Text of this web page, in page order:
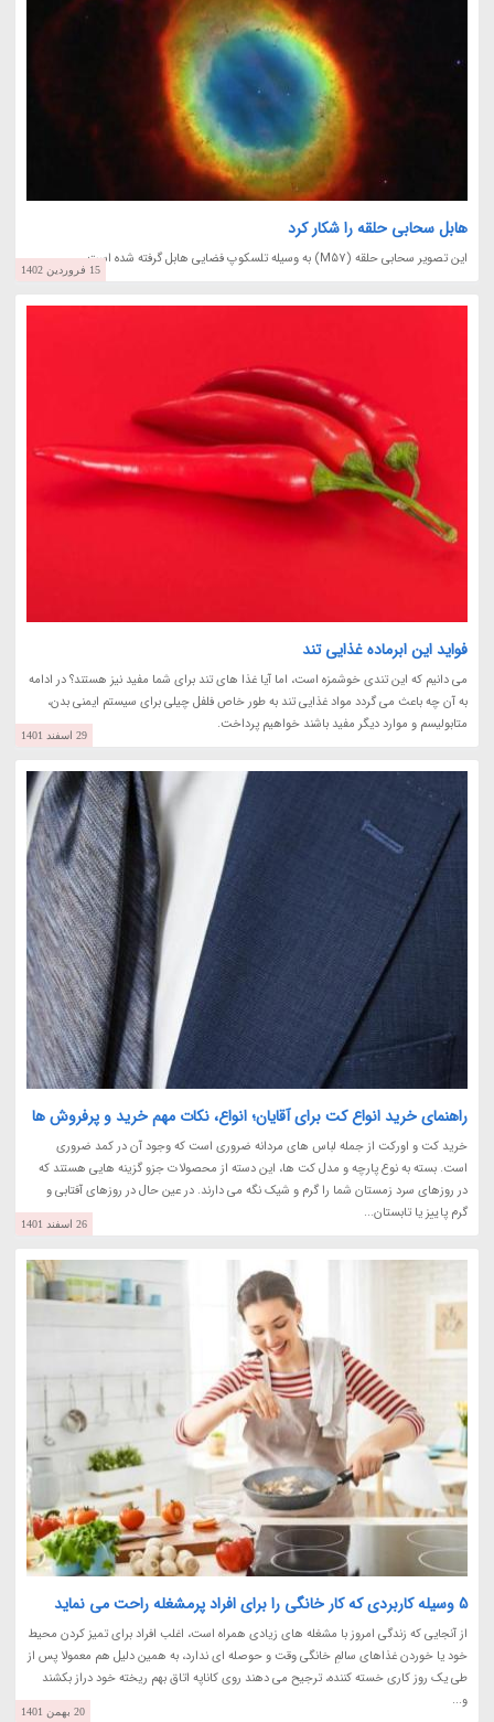
هابل سحابی حلقه را شکار کرد
این تصویر سحابی حلقه (M57) به وسیله تلسکوپ فضایی هابل گرفته شده است.
15 فروردین 1402
فواید این ابرماده غذایی تند
می دانیم که این تندی خوشمزه است، اما آیا غذا های تند برای شما مفید نیز هستند؟ در ادامه
به آن چه باعث می گردد مواد غذایی تند به طور خاص فلفل چیلی برای سیستم ایمنی بدن،
متابولیسم و موارد دیگر مفید باشند خواهیم پرداخت.
29 اسفند 1401
راهنمای خرید انواع کت برای آقایان؛ انواع، نکات مهم خرید و پرفروش ها
خرید کت و اورکت از جمله لباس های مردانه ضروری است که وجود آن در کمد ضروری
است. بسته به نوع پارچه و مدل کت ها، این دسته از محصولات جزو گزینه هایی هستند که
در روزهای سرد زمستان شما را گرم و شیک نگه می دارند. در عین حال در روزهای آفتابی و
گرم پاییز یا تابستان...
26 اسفند 1401
5 وسیله کاربردی که کار خانگی را برای افراد پرمشغله راحت می نماید
از آنجایی که زندگی امروز با مشغله های زیادی همراه است، اغلب افراد برای تمیز کردن محیط
خود یا خوردن غذاهای سالمِ خانگی وقت و حوصله ای ندارد، به همین دلیل هم معمولا پس از
طی یک روز کاری خسته کننده، ترجیح می دهند روی کاناپه اتاق بهم ریخته خود دراز بکشند
و...
20 بهمن 1401